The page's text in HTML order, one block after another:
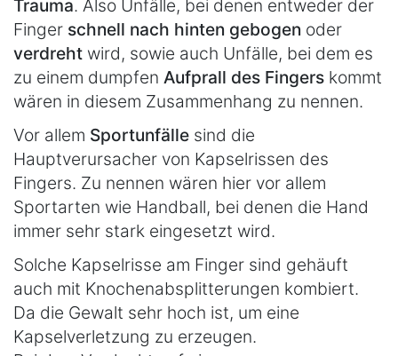
Trauma. Also Unfälle, bei denen entweder der
Finger schnell nach hinten gebogen oder
verdreht wird, sowie auch Unfälle, bei dem es
zu einem dumpfen Aufprall des Fingers kommt
wären in diesem Zusammenhang zu nennen.
Vor allem Sportunfälle sind die
Hauptverursacher von Kapselrissen des
Fingers. Zu nennen wären hier vor allem
Sportarten wie Handball, bei denen die Hand
immer sehr stark eingesetzt wird.
Solche Kapselrisse am Finger sind gehäuft
auch mit Knochenabsplitterungen kombiert.
Da die Gewalt sehr hoch ist, um eine
Kapselverletzung zu erzeugen.